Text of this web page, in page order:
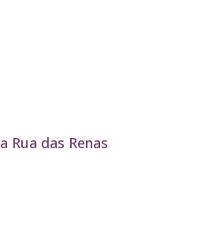
Rua das Renas